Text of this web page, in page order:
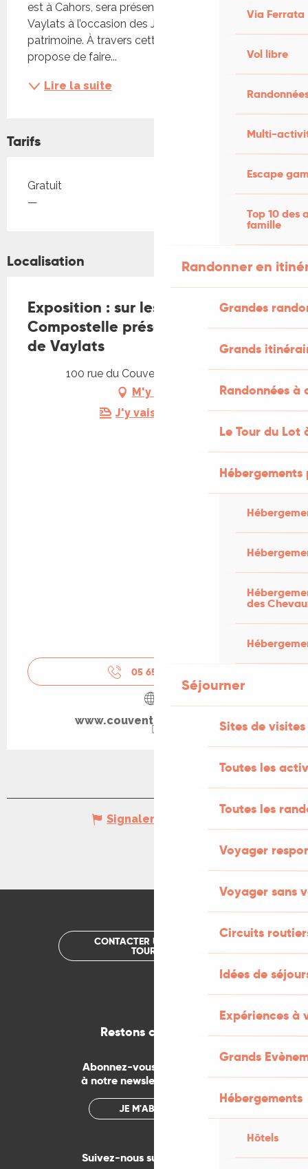
Via Ferrata
Vol libre
Multi-
Escape
Top 10 des
famille
Randonner en
Grandes
Grands
Randonnées
Le Tour du Lot
des
Séjourner
Sites de visites
Toutes les
Toutes les
Voyager
Voyager sans
Circuits
Idées de
Expériences à
Grands
Hébergements
Hôtels
est à Cahors, sera présente au Couvent de
Vaylats à l’occasion des Journées européennes du
patrimoine. À travers cette participation, elle
propose de faire...
Lire la suite
Tarifs
Tarifs 2026
Gratuit
—
Localisation
Exposition : sur les chemins de
Compostelle présents au couvent
de Vaylats
100 rue du Couvent, 46230 Vaylats
M'y rendre
J'y vais en train !
05 65 31 63
www.couventdevaylats.org
Signaler une erreur
CONTACTER UN OFFICE DE
TOURISME
Restons connectés
Abonnez-vous gratuitement
à notre newsletter mensuelle
JE M'ABONNE
Suivez-nous sur les réseaux !